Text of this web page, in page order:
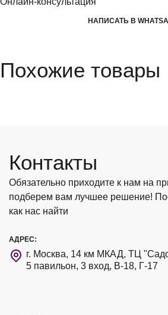
НАПИСАТЬ В
Похожие товары
Контакты
Обязательно приходите к нам на
подберем вам лучшее решение!
как нас найти
АДРЕС:
г. Москва, 14 км МКАД, ТЦ
5 павильон, 3 вход, В-18, Г-17